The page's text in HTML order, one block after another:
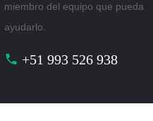
miembro del equipo que pueda
ayudarlo.
+51 993 526 938